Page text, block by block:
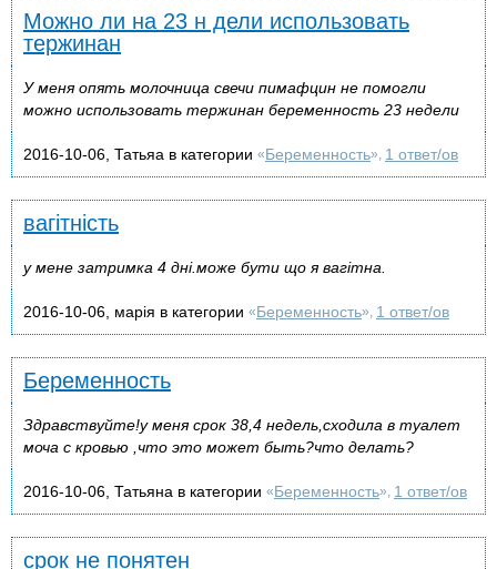
Можно ли на 23 н дели использовать
тержинан
У меня опять молочница свечи пимафцин не помогли
можно использовать тержинан беременность 23 недели
2016-10-06, Татьяа в категории «Беременность», 1 ответ/ов
вагiтнiсть
у мене затримка 4 днi.може бути що я вагiтна.
2016-10-06, марiя в категории «Беременность», 1 ответ/ов
Беременность
Здравствуйте!у меня срок 38,4 недель,сходила в туалет
моча с кровью ,что это может быть?что делать?
2016-10-06, Татьяна в категории «Беременность», 1 ответ/ов
срок не понятен